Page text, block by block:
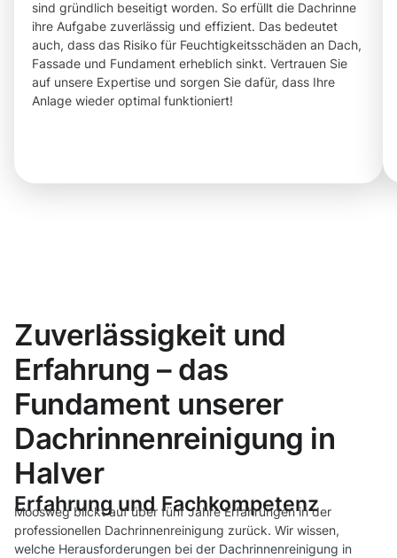
sind gründlich beseitigt worden. So erfüllt die Dachrinne
ihre Aufgabe zuverlässig und effizient. Das bedeutet
auch, dass das Risiko für Feuchtigkeitsschäden an Dach,
Fassade und Fundament erheblich sinkt. Vertrauen Sie
auf unsere Expertise und sorgen Sie dafür, dass Ihre
Anlage wieder optimal funktioniert!
Zuverlässigkeit und
Erfahrung – das
Fundament unserer
Dachrinnenreinigung in
Halver
Erfahrung und Fachkompetenz
Moosweg blickt auf über fünf Jahre Erfahrungen in der
professionellen Dachrinnenreinigung zurück. Wir wissen,
welche Herausforderungen bei der Dachrinnenreinigung in